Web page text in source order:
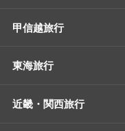
甲信越旅行
東海旅行
近畿・関西旅行